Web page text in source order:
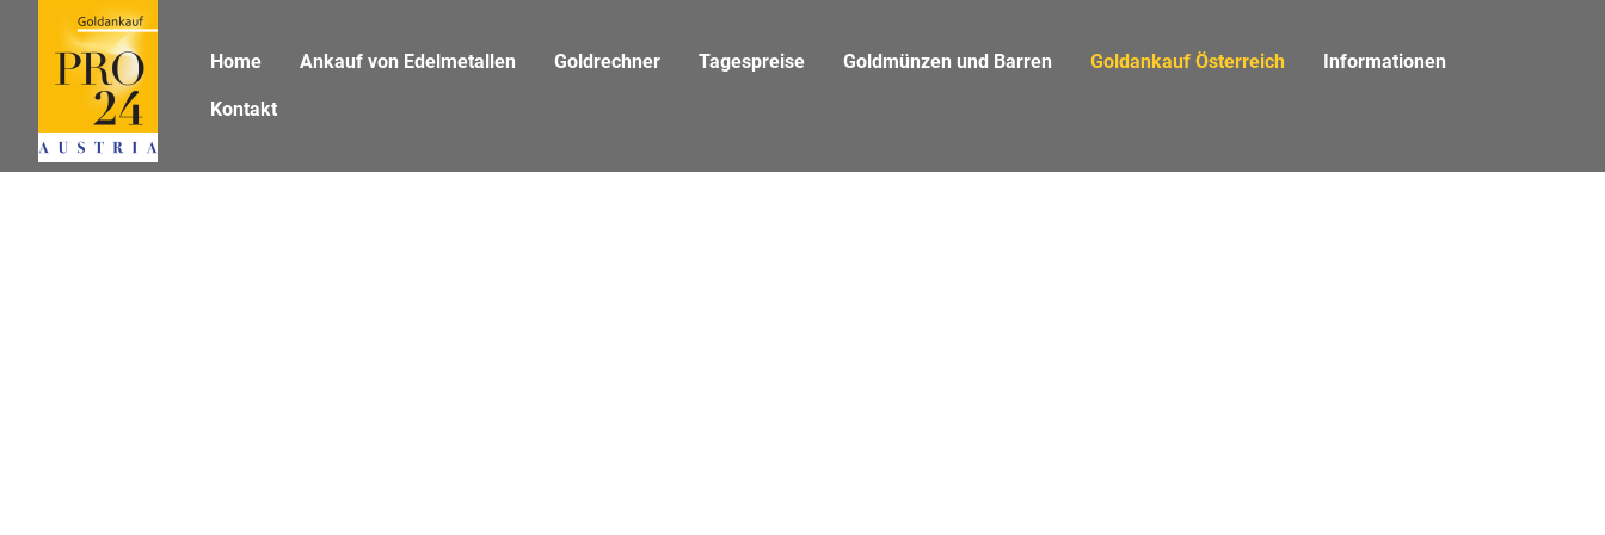
Zum Inhaltsbereich
Zum Seitenende
Home Ankauf von Edelmetallen Goldrechner Tagespreise Goldmünzen und Barren Goldankauf Österreich (aktiv)Informationen
Kontakt